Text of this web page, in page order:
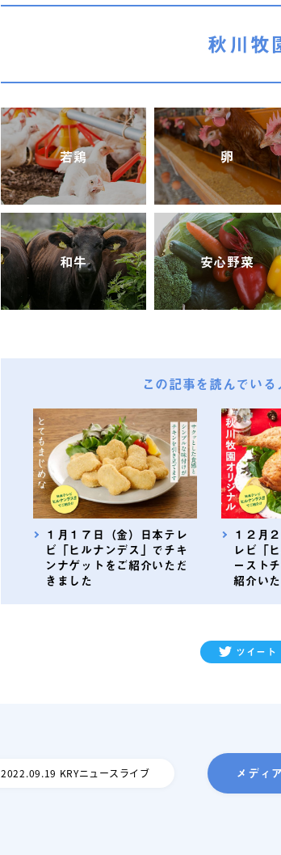
秋川牧
若鶏 卵
和牛 安心野菜
この記事を読んでいる
１月１７日（金）日本テレ
ビ「ヒルナンデス」でチキ
ンナゲットをご紹介いただ
きました
１２月
レビ「
ースト
紹介い
ツイート
2022.09.19 KRYニュースライブ メディ